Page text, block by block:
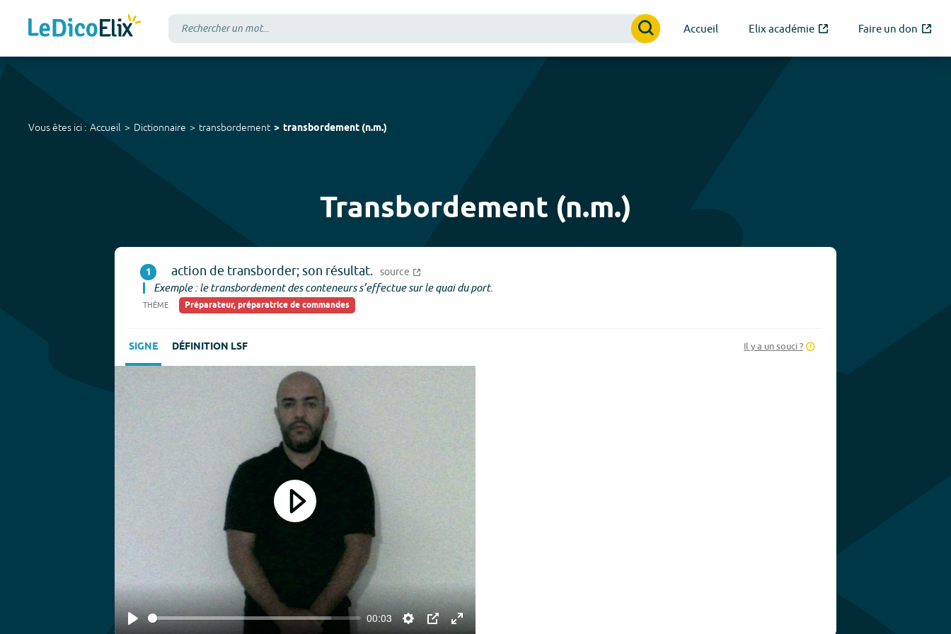
Accueil Elix académie Faire un don
Vous êtes ici : Accueil Dictionnaire transbordement transbordement (n.m.)
Transbordement (n.m.)
1 action de transborder; son résultat. source
Exemple : le transbordement des conteneurs s’effectue sur le quai du port.
THÈME Préparateur, préparatrice de commandes
SIGNE DÉFINITION LSF Il y a un souci ?
00:03
Play